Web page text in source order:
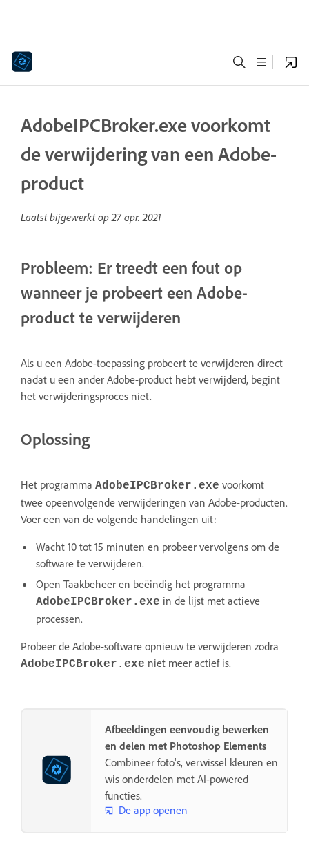
AdobeIPCBroker.exe voorkomt
de verwijdering van een Adobe-
product
Laatst bijgewerkt op27 apr. 2021
Probleem: Er treedt een fout op
wanneer je probeert een Adobe-
product te verwijderen
Als u een Adobe-toepassing probeert te verwijderen direct
nadat u een ander Adobe-product hebt verwijderd, begint
het verwijderingsproces niet.
Oplossing
Het programma AdobeIPCBroker.exe voorkomt
twee opeenvolgende verwijderingen van Adobe-producten.
Voer een van de volgende handelingen uit:
Wacht 10 tot 15 minuten en probeer vervolgens om de
software te verwijderen.
Open Taakbeheer en beëindig het programma
AdobeIPCBroker.exe in de lijst met actieve
processen.
Probeer de Adobe-software opnieuw te verwijderen zodra
AdobeIPCBroker.exe niet meer actief is.
Afbeeldingen eenvoudig bewerken
en delen met Photoshop Elements
Combineer foto's, verwissel kleuren en
wis onderdelen met AI-powered
functies.
De app openen